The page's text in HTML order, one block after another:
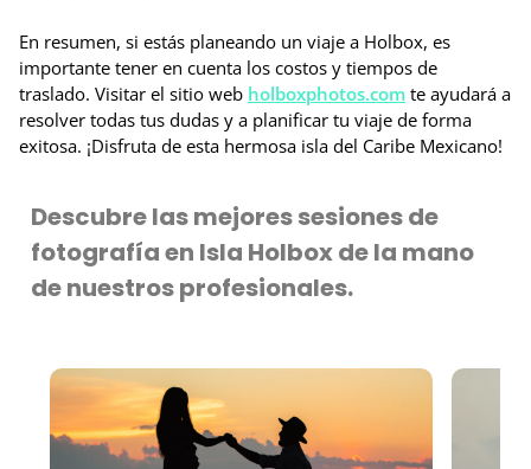
En resumen, si estás planeando un viaje a Holbox, es
importante tener en cuenta los costos y tiempos de
traslado. Visitar el sitio web holboxphotos.com te ayudará a
resolver todas tus dudas y a planificar tu viaje de forma
exitosa. ¡Disfruta de esta hermosa isla del Caribe Mexicano!
Descubre las mejores sesiones de
fotografía en Isla Holbox de la mano
de nuestros profesionales.